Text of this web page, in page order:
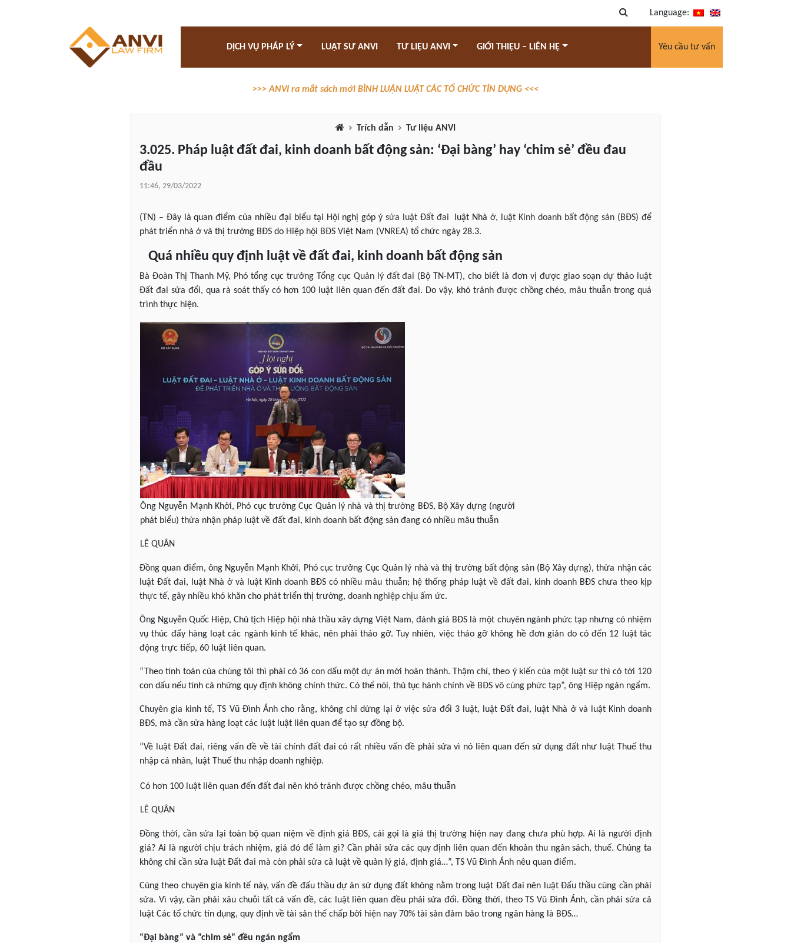
Language:
DỊCH VỤ PHÁP LÝ LUẬT SƯ ANVI TƯ LIỆU ANVI GIỚI THIỆU – LIÊN HỆ Yêu cầu tư vấn
>>> ANVI ra mắt sách mới BÌNH LUẬN LUẬT CÁC TỔ CHỨC TÍN DỤNG <<<
Trích dẫn Tư liệu ANVI
3.025. Pháp luật đất đai, kinh doanh bất động sản: ‘Đại bàng’ hay ‘chim sẻ’ đều đau
đầu
11:46, 29/03/2022
(TN) – Đây là quan điểm của nhiều đại biểu tại Hội nghị góp ý sửa luật Đất đai luật Nhà ở, luật Kinh doanh bất động sản (BĐS) để
phát triển nhà ở và thị trường BĐS do Hiệp hội BĐS Việt Nam (VNREA) tổ chức ngày 28.3.
Quá nhiều quy định luật về đất đai, kinh doanh bất động sản
Bà Đoàn Thị Thanh Mỹ, Phó tổng cục trưởng Tổng cục Quản lý đất đai (Bộ TN-MT), cho biết là đơn vị được giao soạn dự thảo luật
Đất đai sửa đổi, qua rà soát thấy có hơn 100 luật liên quan đến đất đai. Do vậy, khó tránh được chồng chéo, mâu thuẫn trong quá
trình thực hiện.
Ông Nguyễn Mạnh Khởi, Phó cục trưởng Cục Quản lý nhà và thị trường BĐS, Bộ Xây dựng (người
phát biểu) thừa nhận pháp luật về đất đai, kinh doanh bất động sản đang có nhiều mâu thuẫn
LÊ QUÂN
Đồng quan điểm, ông Nguyễn Mạnh Khởi, Phó cục trưởng Cục Quản lý nhà và thị trường bất động sản (Bộ Xây dựng), thừa nhận các
luật Đất đai, luật Nhà ở và luật Kinh doanh BĐS có nhiều mâu thuẫn; hệ thống pháp luật về đất đai, kinh doanh BĐS chưa theo kịp
thực tế, gây nhiều khó khăn cho phát triển thị trường, doanh nghiệp chịu ấm ức.
Ông Nguyễn Quốc Hiệp, Chủ tịch Hiệp hội nhà thầu xây dựng Việt Nam, đánh giá BĐS là một chuyên ngành phức tạp nhưng có nhiệm
vụ thúc đẩy hàng loạt các ngành kinh tế khác, nên phải tháo gỡ. Tuy nhiên, việc tháo gỡ không hề đơn giản do có đến 12 luật tác
động trực tiếp, 60 luật liên quan.
“Theo tính toán của chúng tôi thì phải có 36 con dấu một dự án mới hoàn thành. Thậm chí, theo ý kiến của một luật sư thì có tới 120
con dấu nếu tính cả những quy định không chính thức. Có thể nói, thủ tục hành chính về BĐS vô cùng phức tạp”, ông Hiệp ngán ngẩm.
Chuyên gia kinh tế, TS Vũ Đình Ánh cho rằng, không chỉ dừng lại ở việc sửa đổi 3 luật, luật Đất đai, luật Nhà ở và luật Kinh doanh
BĐS, mà cần sửa hàng loạt các luật luật liên quan để tạo sự đồng bộ.
“Về luật Đất đai, riêng vấn đề về tài chính đất đai có rất nhiều vấn đề phải sửa vì nó liên quan đến sử dụng đất như luật Thuế thu
nhập cá nhân, luật Thuế thu nhập doanh nghiệp.
Có hơn 100 luật liên quan đến đất đai nên khó tránh được chồng chéo, mâu thuẫn
LÊ QUÂN
Đồng thời, cần sửa lại toàn bộ quan niệm về định giá BĐS, cái gọi là giá thị trường hiện nay đang chưa phù hợp. Ai là người định
giá? Ai là người chịu trách nhiệm, giá đó để làm gì? Cần phải sửa các quy định liên quan đến khoản thu ngân sách, thuế. Chúng ta
không chỉ cần sửa luật Đất đai mà còn phải sửa cả luật về quản lý giá, định giá…”, TS Vũ Đình Ánh nêu quan điểm.
Cũng theo chuyên gia kinh tế này, vấn đề đấu thầu dự án sử dụng đất không nằm trong luật Đất đai nên luật Đấu thầu cũng cần phải
sửa. Vì vậy, cần phải xâu chuỗi tất cả vấn đề, các luật liên quan đều phải sửa đổi. Đồng thời, theo TS Vũ Đình Ánh, cần phải sửa cả
luật Các tổ chức tín dụng, quy định về tài sản thế chấp bởi hiện nay 70% tài sản đảm bảo trong ngân hàng là BĐS…
“Đại bàng” và “chim sẻ” đều ngán ngẩm